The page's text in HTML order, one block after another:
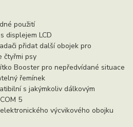
použití
displejem LCD
přidat další obojek pro
čtyřmi psy
Booster pro nepředvídané situace
řemínek
s jakýmkoliv dálkovým
5
výcvikového obojku